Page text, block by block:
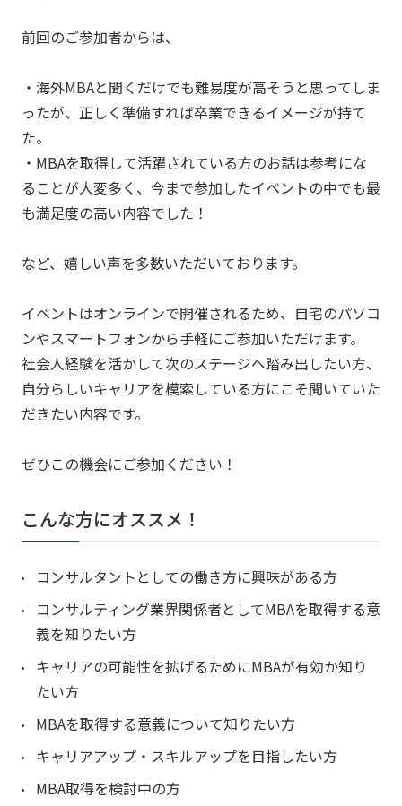
前回のご参加者からは、
・海外MBAと聞くだけでも難易度が高そうと思ってしま
ったが、正しく準備すれば卒業できるイメージが持て
た。
・MBAを取得して活躍されている方のお話は参考にな
ることが大変多く、今まで参加したイベントの中でも最
も満足度の高い内容でした！
など、嬉しい声を多数いただいております。
イベントはオンラインで開催されるため、自宅のパソコ
ンやスマートフォンから手軽にご参加いただけます。
社会人経験を活かして次のステージへ踏み出したい方、
自分らしいキャリアを模索している方にこそ聞いていた
だきたい内容です。
ぜひこの機会にご参加ください！
こんな方にオススメ！
コンサルタントとしての働き方に興味がある方
コンサルティング業界関係者としてMBAを取得する意
義を知りたい方
キャリアの可能性を拡げるためにMBAが有効か知り
たい方
MBAを取得する意義について知りたい方
キャリアアップ・スキルアップを目指したい方
MBA取得を検討中の方